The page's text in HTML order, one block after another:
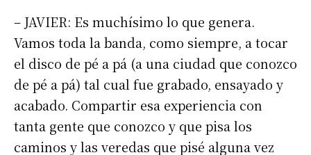
– JAVIER: Es muchísimo lo que genera.
Vamos toda la banda, como siempre, a tocar
el disco de pé a pá (a una ciudad que conozco
de pé a pá) tal cual fue grabado, ensayado y
acabado. Compartir esa experiencia con
tanta gente que conozco y que pisa los
caminos y las veredas que pisé alguna vez